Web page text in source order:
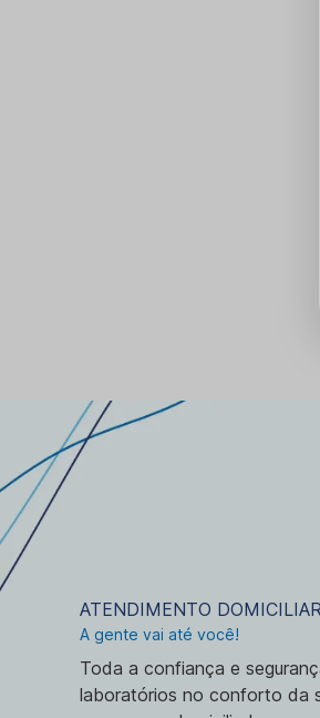
ATENDIMENTO
A gente vai até você!
Toda a confiança e
laboratórios no conforto da